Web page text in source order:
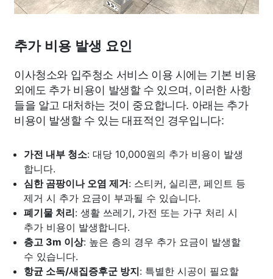
추가 비용 발생 요인
이사청소와 입주청소 서비스 이용 시에는 기본 비용
외에도 추가 비용이 발생할 수 있으며, 이러한 사항
들을 알고 대처하는 것이 중요합니다. 아래는 추가
비용이 발생할 수 있는 대표적인 경우입니다:
가전 내부 청소: 대당 10,000원의 추가 비용이 발생
합니다.
심한 곰팡이나 오염 제거: 스티커, 실리콘, 페인트 등
제거 시 추가 요금이 부과될 수 있습니다.
폐기물 처리: 생활 쓰레기, 가전 또는 가구 처리 시
추가 비용이 발생합니다.
층고 3m 이상: 높은 층의 경우 추가 요금이 발생할
수 있습니다.
항균 소독/새집증후군 방지: 특별한 시공이 필요할